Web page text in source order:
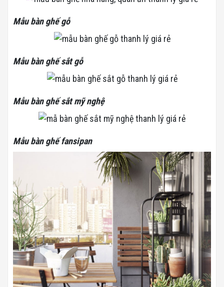
Mẫu bàn ghế gỗ
Mẫu bàn ghế sắt gỗ
Mẫu bàn ghế sắt mỹ nghệ
Mẫu bàn ghế fansipan